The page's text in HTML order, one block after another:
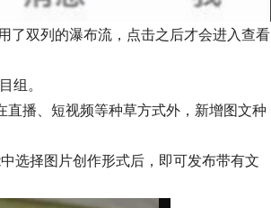
了双列的瀑布流，点击之后才会进入查看
组。
直播、短视频等种草方式外，新增图文种
选择图片创作形式后，即可发布带有文